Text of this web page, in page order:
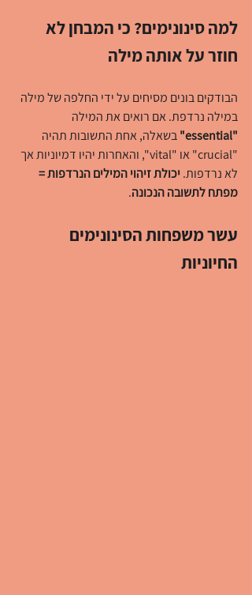
למה סינונימים? כי המבחן לא
חוזר על אותה מילה
הבודקים בונים מסיחים על ידי החלפה של מילה
במילה נרדפת. אם רואים את המילה
"essential"
בשאלה, אחת התשובות תהיה
"crucial" או "vital", והאחרות יהיו דמיוניות אך
לא נרדפות. יכולת זיהוי המילים הנרדפות =
מפתח לתשובה הנכונה.
עשר משפחות הסינונימים
החיוניות